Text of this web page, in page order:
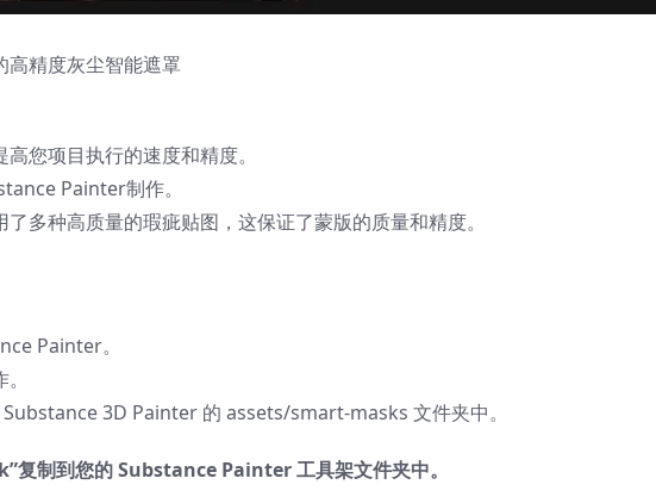
精度灰尘智能遮罩
您项目执行的速度和精度。
Painter制作。
多种高质量的瑕疵贴图，这保证了蒙版的质量和精度。
Painter。
3D Painter 的 assets/smart-masks 文件夹中。
复制到您的 Substance Painter 工具架文件夹中。